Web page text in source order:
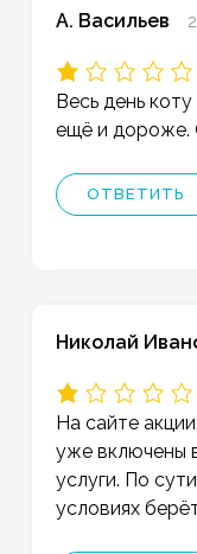
А. Васильев
Весь день
ещё и дороже.
ОТВЕТИТЬ
Николай
На сайте
уже включены
услуги. По
условиях